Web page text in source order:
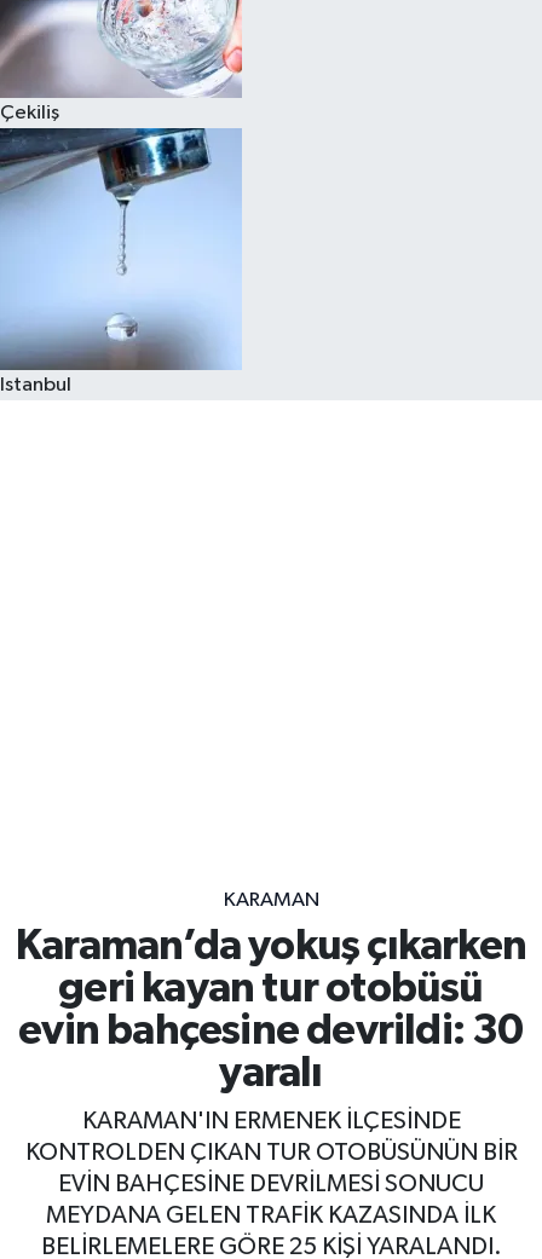
Çekiliş
Istanbul
KARAMAN
Karaman’da yokuş çıkarken
geri kayan tur otobüsü
evin bahçesine devrildi: 30
yaralı
KARAMAN'IN ERMENEK İLÇESİNDE
KONTROLDEN ÇIKAN TUR OTOBÜSÜNÜN BİR
EVİN BAHÇESİNE DEVRİLMESİ SONUCU
MEYDANA GELEN TRAFİK KAZASINDA İLK
BELİRLEMELERE GÖRE 25 KİŞİ YARALANDI.